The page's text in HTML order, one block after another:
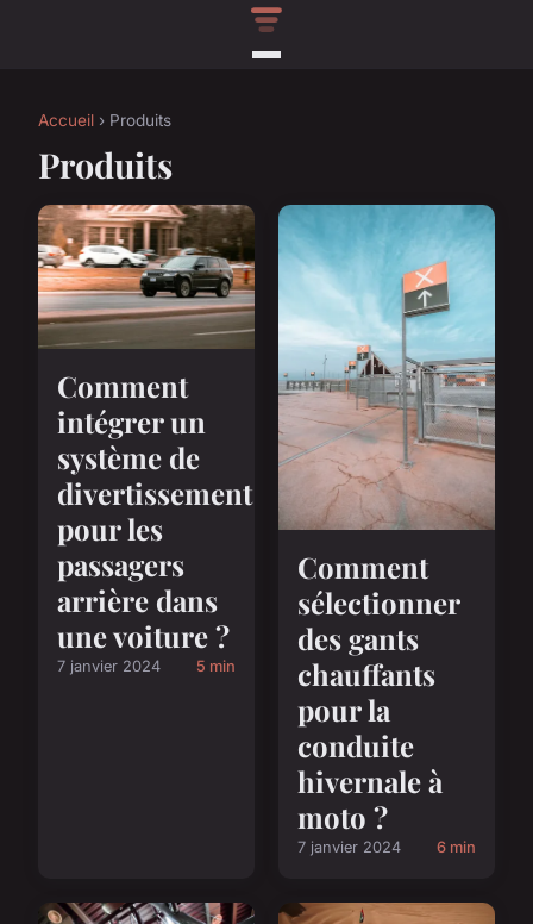
Accueil › Produits
Produits
Comment
intégrer un
système de
divertissement
pour les
passagers
arrière dans
une voiture ?
7 janvier 2024 5 min
Comment
sélectionner
des gants
chauffants
pour la
conduite
hivernale à
moto ?
7 janvier 2024 6 min